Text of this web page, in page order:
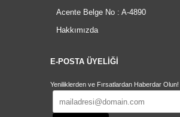
Acente Belge No : A-4890
Hakkımızda
E-POSTA ÜYELİĞİ
Yeniliklerden ve Fırsatlardan Haberdar Olun!